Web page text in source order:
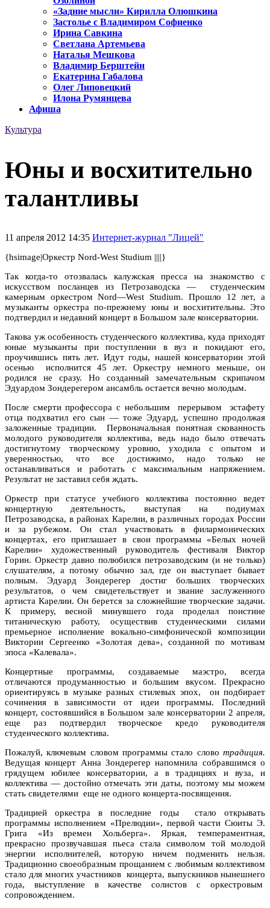
«Задние мысли» Кирилла Олюшкина
Застолье с Владимиром Софиенко
Ирина Савкина
Светлана Артемьева
Наталья Мешкова
Владимир Берштейн
Екатерина Габалова
Олег Липовецкий
Илона Румянцева
Афиша
Культура
Юны и восхитительно
талантливы
11 апреля 2012 14:35 Интернет-журнал "Лицей"
{hsimage|Оркестр Nord-West Studium ||||}
Так когда-то отозвалась калужская пресса на знакомство с
искусством посланцев из Петрозаводска —
студенческим
камерным оркестромNord—West Studium. Прошло 12 лет, а
музыканты оркестра по-прежнему юны и восхитительны. Это
подтвердил и недавний концерт в Большом зале консерватории.
Такова уж особенность студенческого коллектива, куда приходят
юные музыканты при поступлении в вуз и покидают его,
проучившись пять лет. Идут годы, нашей консерватории этой
осенью
исполнится 45 лет. Оркестру немного меньше, он
родился не сразу. Но созданный замечательным скрипачом
Эдуардом Зондерегером ансамбль остается вечно молодым.
После смерти профессора с небольшим
перерывом
эстафету
отца подхватил его сын — тоже Эдуард, успешно продолжая
заложенные традиции.
Первоначальная понятная скованность
молодого руководителя коллектива, ведь надо было отвечать
достигнутому творческому уровню, уходила с опытом и
уверенностью, что все достижимо, надо только не
останавливаться и работать с максимальным напряжением.
Результат не заставил себя ждать.
Оркестр при статусе учебного коллектива постоянно ведет
концертную деятельность, выступая на подиумах
Петрозаводска, в районах Карелии, в различных городах России
и за рубежом. Он стал участвовать в филармонических
концертах, его приглашает в свои программы «Белых ночей
Карелии» художественный руководитель фестиваля Виктор
Горин. Оркестр давно полюбился петрозаводским (и не только)
слушателям, а потому обычно зал, где он выступает бывает
полным. Эдуард Зондерегер достиг больших творческих
результатов, о чем свидетельствует и звание заслуженного
артиста Карелии. Он берется за сложнейшие творческие задачи.
К примеру, весной минувшего года проделал поистине
титаническую работу, осуществив студенческими силами
премьерное исполнение вокально-симфонической композиции
Виктории Сергеенко «Золотая дева», созданной по мотивам
эпоса «Калевала».
Концертные программы, создаваемые маэстро, всегда
отличаются продуманностью и большим вкусом. Прекрасно
ориентируясь в музыке разных стилевых эпох,
он подбирает
сочинения в зависимости от идеи программы. Последний
концерт, состоявшийся в Большом зале консерватории 2 апреля,
еще раз подтвердил творческое кредо руководителя
студенческого коллектива.
Пожалуй, ключевым словом программы стало слово традиция.
Ведущая концерт Анна Зондерегер напомнила собравшимся о
грядущем юбилее консерватории, а в традициях и вуза, и
коллектива — достойно отмечать эти даты, поэтому мы можем
стать свидетелями еще не одного концерта-посвящения.
Традицией оркестра в последние годы
стало открывать
программы исполнением «Прелюдии», первой части Сюиты Э.
Грига «Из времен Хольберга». Яркая, темпераментная,
прекрасно прозвучавшая пьеса стала символом той молодой
энергии исполнителей, которую ничем подменить нельзя.
Традиционно своеобразным прощанием с любимым коллективом
стало для многих участников концерта, выпускников нынешнего
года, выступление в качестве солистов с оркестровым
сопровождением.